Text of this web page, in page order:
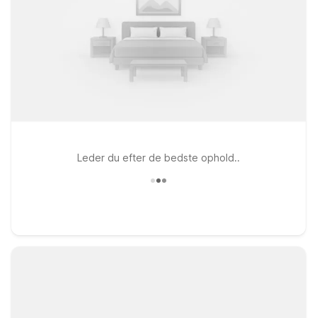
Leder du efter de bedste ophold..